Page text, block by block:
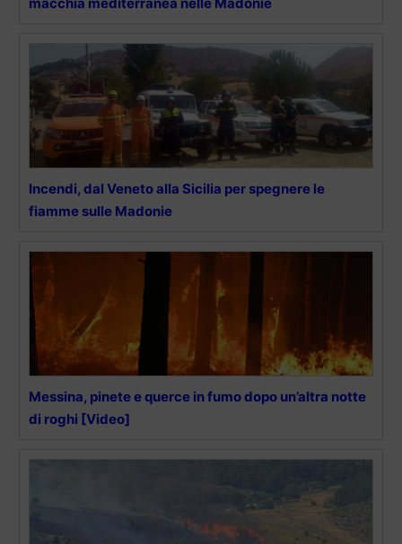
Incendi, dal Veneto alla Sicilia per spegnere le
fiamme sulle Madonie
Messina, pinete e querce in fumo dopo un’altra notte
di roghi [Video]